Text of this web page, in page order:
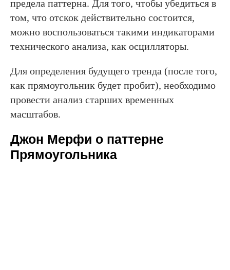
предела паттерна. Для того, чтобы убедиться в
том, что отскок действительно состоится,
можно воспользоваться такими индикаторами
технического анализа, как осцилляторы.
Для определения будущего тренда (после того,
как прямоугольник будет пробит), необходимо
провести анализ старших временных
масштабов.
Джон Мерфи о паттерне
Прямоугольника